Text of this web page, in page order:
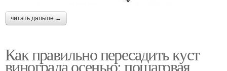
читать дальше →
Как правильно пересадить куст
винограда осенью: пошаговая